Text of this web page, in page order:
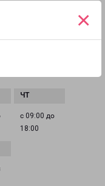
×
с 09:00 до
18:00